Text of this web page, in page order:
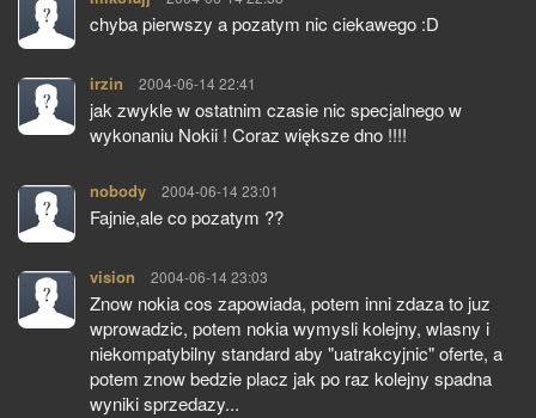
chyba pierwszy a pozatym nic ciekawego :D
irzin pisze:
2004-06-14 22:41
jak zwykle w ostatnim czasie nic specjalnego w
wykonaniu Nokii ! Coraz większe dno !!!!
nobody pisze:
2004-06-14 23:01
Fajnie,ale co pozatym ??
vision pisze:
2004-06-14 23:03
Znow nokia cos zapowiada, potem inni zdaza to juz
wprowadzic, potem nokia wymysli kolejny, wlasny i
niekompatybilny standard aby "uatrakcyjnic" oferte, a
potem znow bedzie placz jak po raz kolejny spadna
wyniki sprzedazy...